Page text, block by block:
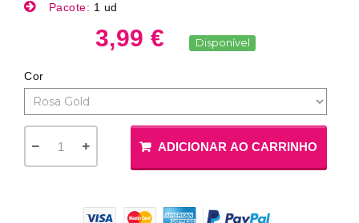
Pacote: 1 ud
3,99 € Disponível
Cor
ADICIONAR AO CARRINHO